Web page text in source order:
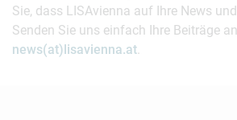
Sie, dass LISAvienna auf Ihre News
Senden Sie uns einfach Ihre Beiträge an
news(at)lisavienna.at.